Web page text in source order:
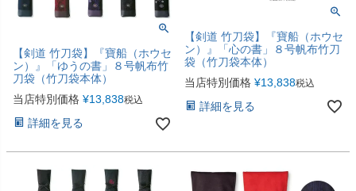
【剣道 竹刀袋】『寶船（ホウセ
ン）』「ゆうの書」８号帆布竹
刀袋（竹刀袋本体）
当店特別価格 ¥13,838税込
詳細を見る
【剣道 竹刀袋】『寶船（ホウセ
ン）』「心の書」８号帆布竹刀
袋（竹刀袋本体）
当店特別価格 ¥13,838税込
詳細を見る